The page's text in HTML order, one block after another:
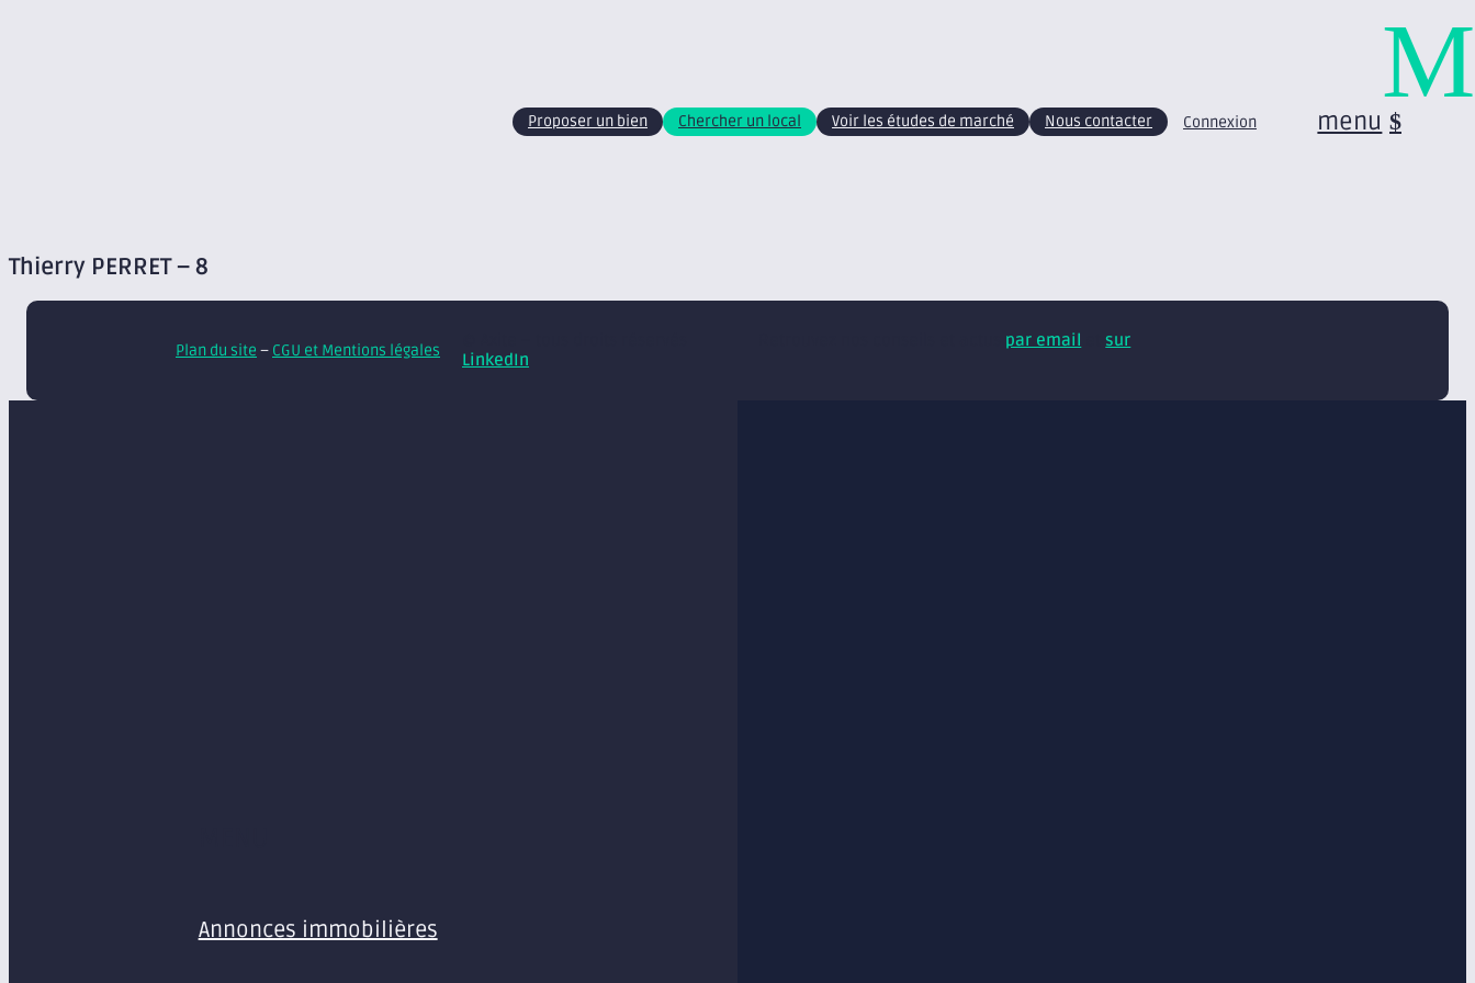
Proposer un bien Chercher un local Voir les études de marché Nous contacter Connexion menu
Thierry PERRET – 8
Plan du site – CGU et Mentions légales par email etsur
LinkedIn
Annonces immobilières
M